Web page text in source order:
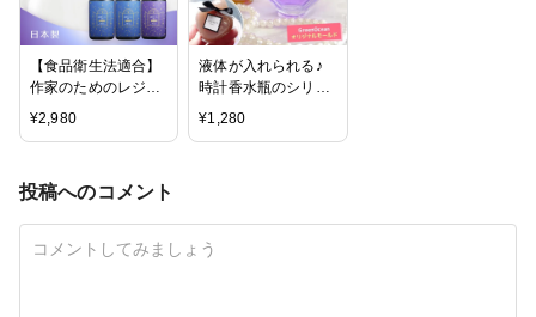
【食品衛生法適合】
作家のためのレジン
2液性レジン 300g
¥2,980
液体が入れられる♪
時計香水瓶のシリコ
ンモールド
¥1,280
投稿へのコメント